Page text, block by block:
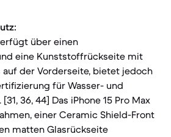
über einen
eine Kunststoffrückseite mit
auf der Vorderseite, bietet jedoch
für Wasser- und
36, 44] Das iPhone 15 Pro Max
einer Ceramic Shield-Front
matten Glasrückseite